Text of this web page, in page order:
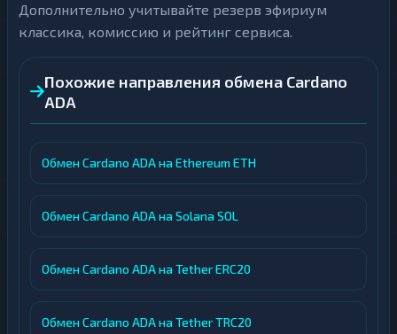
Дополнительно учитывайте резерв эфириум
классика, комиссию и рейтинг сервиса.
Похожие направления обмена Cardano
ADA
Обмен Cardano ADA на Ethereum ETH
Обмен Cardano ADA на Solana SOL
Обмен Cardano ADA на Tether ERC20
Обмен Cardano ADA на Tether TRC20